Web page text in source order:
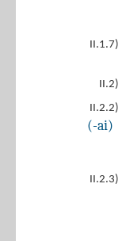
II.1.7)
II.2)
II.2.2)
(-ai)
II.2.3)